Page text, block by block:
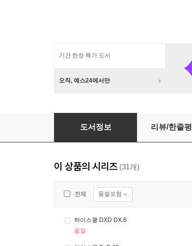
기간 한정 특가 도서
오직, 예스24에서만
하이스쿨 DxD 21
도서정보 리뷰/한줄평
이 상품의 시리즈 (31개)
전체 품절포함
하이스쿨 DXD DX.6
품절